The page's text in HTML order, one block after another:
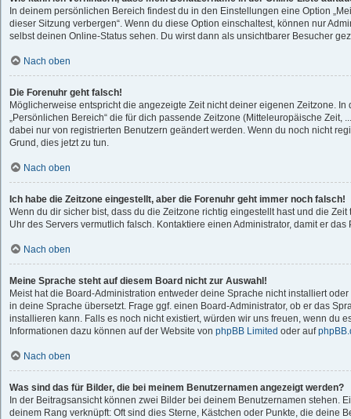
In deinem persönlichen Bereich findest du in den Einstellungen eine Option
dieser Sitzung verbergen“. Wenn du diese Option einschaltest, können nur
selbst deinen Online-Status sehen. Du wirst dann als unsichtbarer Besucher
Nach oben
Die Forenuhr geht falsch!
Möglicherweise entspricht die angezeigte Zeit nicht deiner eigenen Zeitzone. In
„Persönlichen Bereich“ die für dich passende Zeitzone (Mitteleuropäische Zeit,
dabei nur von registrierten Benutzern geändert werden. Wenn du noch nicht
Grund, dies jetzt zu tun.
Nach oben
Ich habe die Zeitzone eingestellt, aber die Forenuhr geht immer noch falsch!
Wenn du dir sicher bist, dass du die Zeitzone richtig eingestellt hast und die
Uhr des Servers vermutlich falsch. Kontaktiere einen Administrator, damit er
Nach oben
Meine Sprache steht auf diesem Board nicht zur Auswahl!
Meist hat die Board-Administration entweder deine Sprache nicht installiert
in deine Sprache übersetzt. Frage ggf. einen Board-Administrator, ob er das
installieren kann. Falls es noch nicht existiert, würden wir uns freuen, wenn du
Informationen dazu können auf der Website von phpBB Limited oder auf
Nach oben
Was sind das für Bilder, die bei meinem Benutzernamen angezeigt werden?
In der Beitragsansicht können zwei Bilder bei deinem Benutzernamen stehen.
deinem Rang verknüpft: Oft sind dies Sterne, Kästchen oder Punkte, die deine